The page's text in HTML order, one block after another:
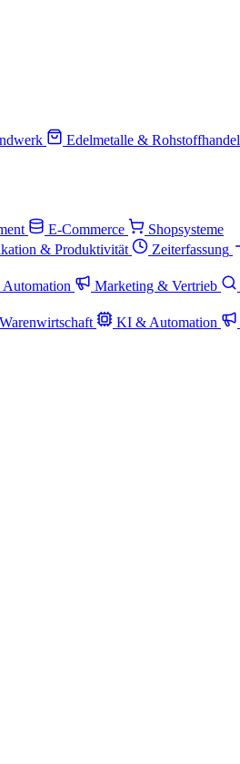
Edelmetalle & Rohstoffhandel
E-Commerce
Shopsysteme
& Produktivität Zeiterfassung
Marketing & Vertrieb
KI & Automation